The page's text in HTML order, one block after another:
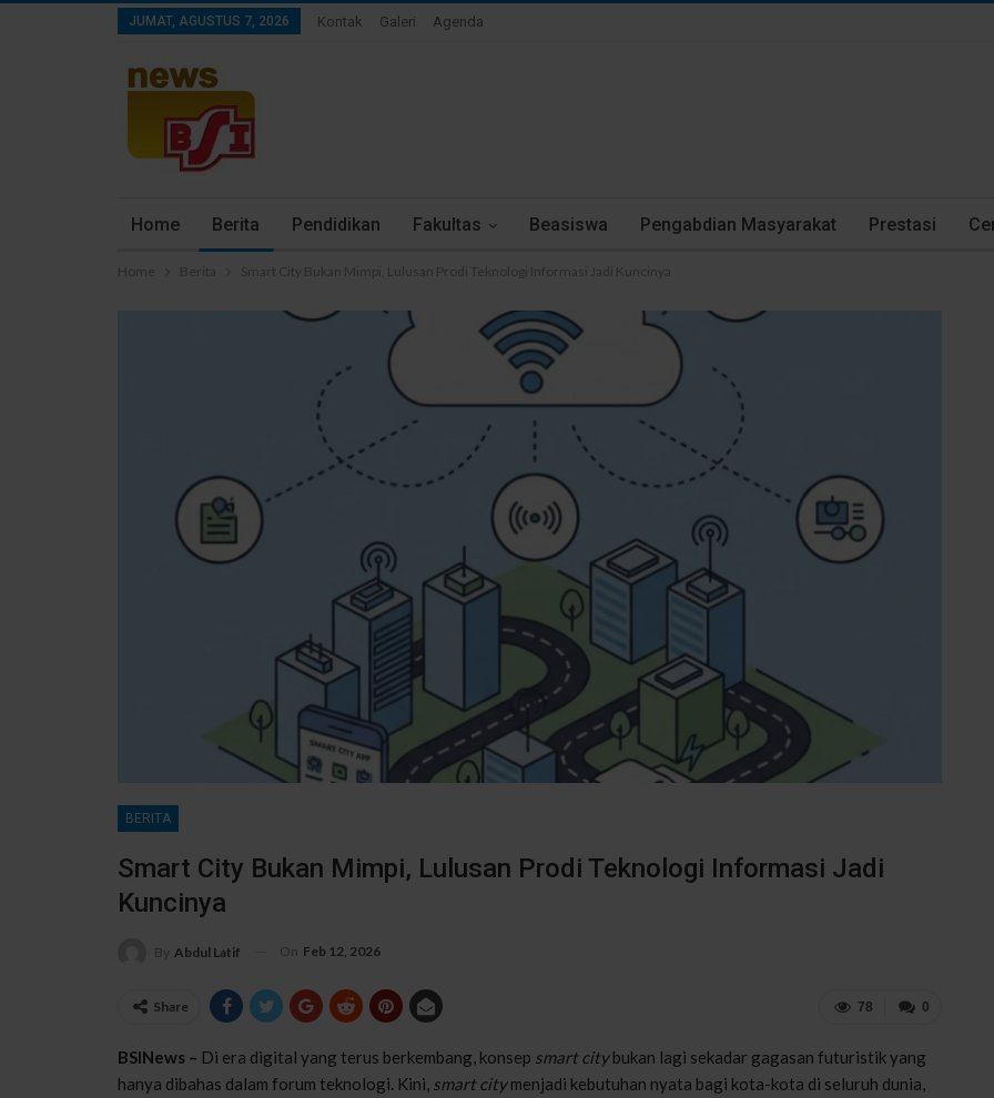
JUMAT, AGUSTUS 7, 2026 Kontak Galeri Agenda
Home Berita Pendidikan Fakultas Beasiswa Pengabdian Masyarakat Prestasi
Home Berita Smart City Bukan Mimpi, Lulusan Prodi Teknologi Informasi Jadi Kuncinya
BERITA
Smart City Bukan Mimpi, Lulusan Prodi Teknologi Informasi Jadi
Kuncinya
By Abdul Latif On Feb 12, 2026
0
78
Share
BSINews – Di era digital yang terus berkembang, konsep smart citybukan lagi sekadar gagasan futuristik yang
hanya dibahas dalam forum teknologi. Kini, smart citymenjadi kebutuhan nyata bagi kota-kota di seluruh dunia,